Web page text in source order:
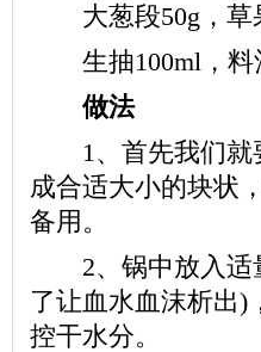
大葱段50g，草
生抽100ml，料
做法
1、首先我们就
成合适大小的块状
备用。
2、锅中放入适
了让血水血沫析出)
控干水分。